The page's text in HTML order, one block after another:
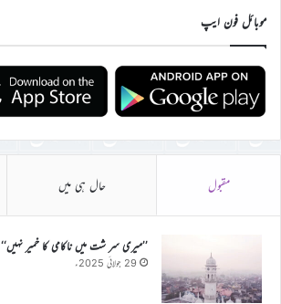
موبائل فون ایپ
مقبول حال ہی میں
’’میری سر شت میں ناکامی کا خمیر نہیں‘‘
29 جولائی 2025ء